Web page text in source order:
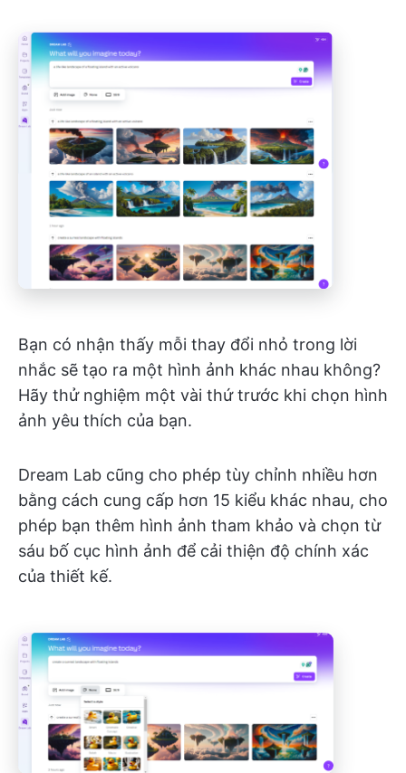
Bạn có nhận thấy mỗi thay đổi nhỏ trong lời
nhắc sẽ tạo ra một hình ảnh khác nhau không?
Hãy thử nghiệm một vài thứ trước khi chọn hình
ảnh yêu thích của bạn.
Dream Lab cũng cho phép tùy chỉnh nhiều hơn
bằng cách cung cấp hơn 15 kiểu khác nhau, cho
phép bạn thêm hình ảnh tham khảo và chọn từ
sáu bố cục hình ảnh để cải thiện độ chính xác
của thiết kế.